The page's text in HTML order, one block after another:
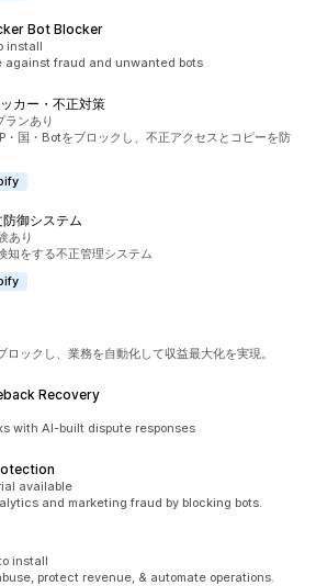
Bot Blocker
件
install
against fraud and unwanted bots
カー・不正対策
件
ランあり
・国・Botをブロックし、不正アクセスとコピーを防
御システム
件
あり
知をする不正管理システム
件
ロックし、業務を自動化して収益最大化を実現。
Recovery
with AI-built dispute responses
件available
and marketing fraud by blocking bots.
件
install
protect revenue, & automate operations.